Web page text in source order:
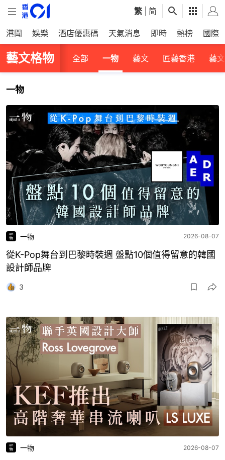
繁 简
港聞 娛樂 酒店優惠碼 天氣消息 即時 熱榜 國際
藝文格物 全部 一物 藝文 匠藝香港 藝
一物
一物 2026-08-07
從K-Pop舞台到巴黎時裝週 盤點10個值得留意的韓國
設計師品牌
3
一物 2026-08-07